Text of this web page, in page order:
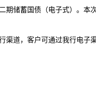
期储蓄国债（电子式）。本
道，客户可通过我行电子